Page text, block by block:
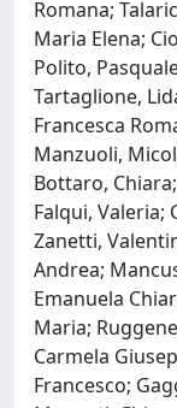
Romana;
Maria Elena;
Polito,
Tartaglione,
Francesca
Manzuoli,
Bottaro,
Falqui, Valeria;
Zanetti,
Andrea;
Emanuela
Maria;
Carmela
Francesco;